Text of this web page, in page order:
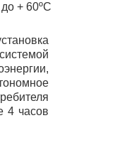
+ 60ºC
4 часов